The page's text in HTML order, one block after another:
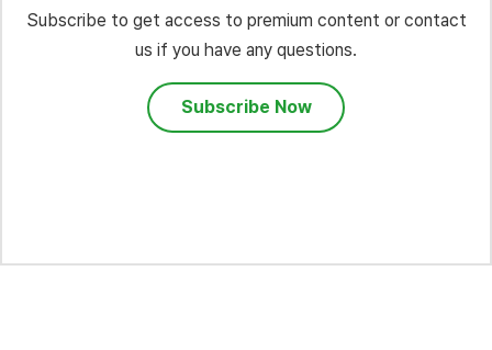
Subscribe to get access to premium content or contact
us if you have any questions.
Subscribe Now